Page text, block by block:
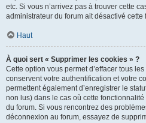
etc. Si vous n’arrivez pas à trouver cette
administrateur du forum ait désactivé cette
Haut
À quoi sert « Supprimer les cookies » ?
Cette option vous permet d’effacer tous
conservent votre authentification et votre
permettent également d’enregistrer le
non lus) dans le cas où cette
du forum. Si vous rencontrez des
déconnexion au forum, essayez de